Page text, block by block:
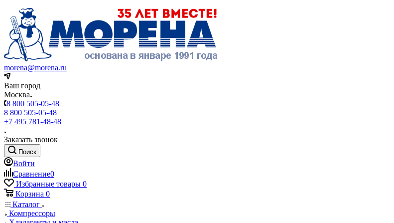
morena@morena.ru
Ваш город
Москва
8 800 505-05-48
8 800 505-05-48
+7 495 781-48-48
Заказать звонок
Поиск
Войти
Сравнение0
Избранные товары 0
Корзина 0
Каталог
Компрессоры